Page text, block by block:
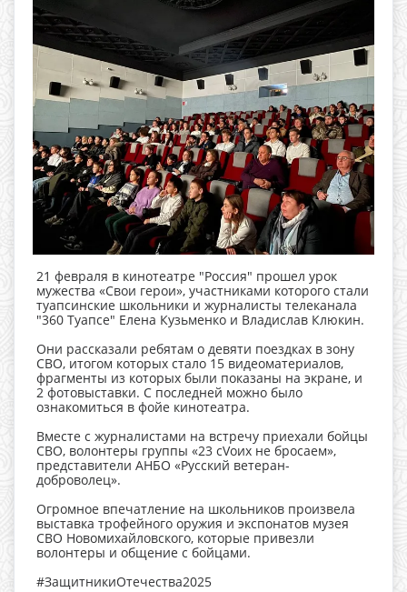
21 февраля в кинотеатре "Россия" прошел урок
мужества «Свои герои», участниками которого стали
туапсинские школьники и журналисты телеканала
"360 Туапсе" Елена Кузьменко и Владислав Клюкин.
Они рассказали ребятам о девяти поездках в зону
СВО, итогом которых стало 15 видеоматериалов,
фрагменты из которых были показаны на экране, и
2 фотовыставки. С последней можно было
ознакомиться в фойе кинотеатра.
Вместе с журналистами на встречу приехали бойцы
СВО, волонтеры группы «23 cVоих не бросаем»,
представители АНБО «Русский ветеран-
доброволец».
Огромное впечатление на школьников произвела
выставка трофейного оружия и экспонатов музея
СВО Новомихайловского, которые привезли
волонтеры и общение с бойцами.
#ЗащитникиОтечества2025